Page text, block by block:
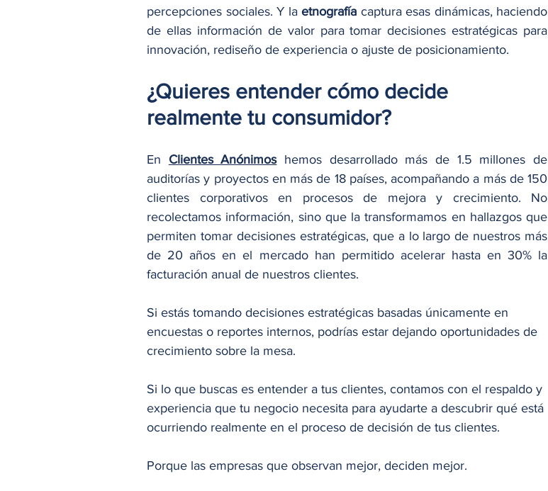
percepciones sociales. Y la etnografía captura esas dinámicas, haciendo
de ellas información de valor para tomar decisiones estratégicas para
innovación, rediseño de experiencia o ajuste de posicionamiento.
¿Quieres entender cómo decide
realmente tu consumidor?
En Clientes Anónimos hemos desarrollado más de 1.5 millones de
auditorías y proyectos en más de 18 países, acompañando a más de 150
clientes corporativos en procesos de mejora y crecimiento. No
recolectamos información, sino que la transformamos en hallazgos que
permiten tomar decisiones estratégicas, que a lo largo de nuestros más
de 20 años en el mercado han permitido acelerar hasta en 30% la
facturación anual de nuestros clientes.
Si estás tomando decisiones estratégicas basadas únicamente en
encuestas o reportes internos, podrías estar dejando oportunidades de
crecimiento sobre la mesa.
Si lo que buscas es entender a tus clientes, contamos con el respaldo y
experiencia que tu negocio necesita para ayudarte a descubrir qué está
ocurriendo realmente en el proceso de decisión de tus clientes.
Porque las empresas que observan mejor, deciden mejor.